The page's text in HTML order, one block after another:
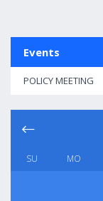
Events
POLICY MEETING
SU MO